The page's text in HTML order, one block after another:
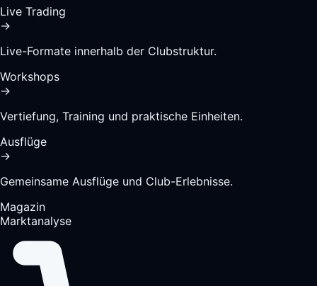
Live Trading
→
Live-Formate innerhalb der Clubstruktur.
Workshops
→
Vertiefung, Training und praktische Einheiten.
Ausflüge
→
Gemeinsame Ausflüge und Club-Erlebnisse.
Magazin
Marktanalyse